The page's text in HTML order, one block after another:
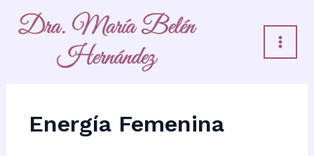
Energía Femenina